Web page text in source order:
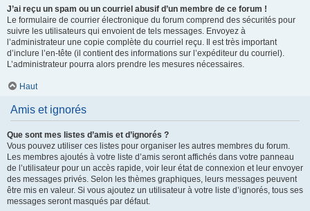
J’ai reçu un spam ou un courriel abusif d’un membre de ce forum !
Le formulaire de courrier électronique du forum comprend des sécurités pour
suivre les utilisateurs qui envoient de tels messages. Envoyez à
l’administrateur une copie complète du courriel reçu. Il est très important
d’inclure l’en-tête (il contient des informations sur l’expéditeur du courriel).
L’administrateur pourra alors prendre les mesures nécessaires.
Haut
Amis et ignorés
Que sont mes listes d’amis et d’ignorés ?
Vous pouvez utiliser ces listes pour organiser les autres membres du forum.
Les membres ajoutés à votre liste d’amis seront affichés dans votre panneau
de l’utilisateur pour un accès rapide, voir leur état de connexion et leur envoyer
des messages privés. Selon les thèmes graphiques, leurs messages peuvent
être mis en valeur. Si vous ajoutez un utilisateur à votre liste d’ignorés, tous ses
messages seront masqués par défaut.